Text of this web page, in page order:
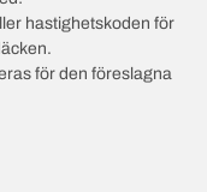
hastighetskoden för
för den föreslagna